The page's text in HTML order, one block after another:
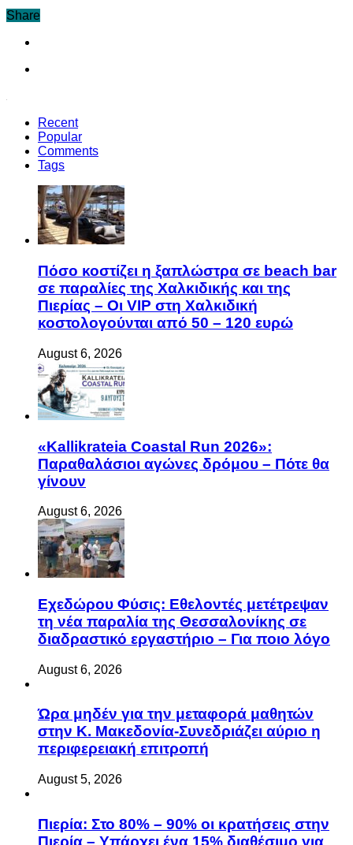
Share
Recent
Popular
Comments
Tags
Πόσο κοστίζει η ξαπλώστρα σε beach bar
σε παραλίες της Χαλκιδικής και της
Πιερίας – Οι VIP στη Χαλκιδική
κοστολογούνται από 50 – 120 ευρώ
August 6, 2026
«Kallikrateia Coastal Run 2026»:
Παραθαλάσιοι αγώνες δρόμου – Πότε θα
γίνουν
August 6, 2026
Eχεδώρου Φύσις: Εθελοντές μετέτρεψαν
τη νέα παραλία της Θεσσαλονίκης σε
διαδραστικό εργαστήριο – Για ποιο λόγο
August 6, 2026
Ώρα μηδέν για την μεταφορά μαθητών
στην Κ. Μακεδονία-Συνεδριάζει αύριο η
περιφερειακή επιτροπή
August 5, 2026
Πιερία: Στο 80% – 90% οι κρατήσεις στην
Πιερία – Υπάρχει ένα 15% διαθέσιμο για